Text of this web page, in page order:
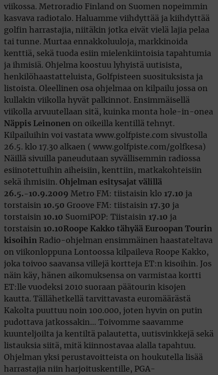
viikossa. Metroradio Finland on Suomen nopeimmin
kasvava radiotalo. Haluamme viihdyttää ja kiihdyttää
golfin harrastajia, niitäkin jotka eivät vielä lajia pelaa
tai tunne. Murtaa ennakkoluuloja, markkinoida
kenttiä, sekä tuoda esiin mielenkiintoisia tapahtumia
ja ihmisiä. Ohjelma koostuu lyhyistä uutisista,
henkilöhaastatteluista, Golfpisteen suosituksista ja
listoista. Oleellinen osa ohjelmaa on kilpailu jossa on
kullakin viikolla hyvät palkinnot. Ensimmäisellä
viikolla arvuutellaan sitä, kuinka monta hole-in-onea
Näppis Leinonen on oikeilla kentillä tehnyt.
Kilpailuihin voi vastata www.golfpiste.com sivustolla
26.5. klo 17.30 alkaen ( www.golfpiste.com/golfkesa)
Näillä sivuilla paneudutaan syvällisemmin radiossa
esiinotettuihin aiheisiin, kenttiin, matkakohteisiin
sekä ihmisiin. Ohjelman esitysajat välillä
26.5.-10.9.2009 Metro FM: tiistaisin klo 17.10 ja
torstaisin 10.50 Groove FM: tiistaisin 17.30 ja
torstaisin 10.10 SuomiPOP: Tiistaisin 17.10 ja
torstaisin 10.10 Roope Kakko tähyää Euroopan Tourin
kisoihin Radio-ohjelman ensimmäinen haastateltava
on viikonloppuna Lontoossa kilpaileva Roope Kakko,
joka toivoo saavansa villejä kortteja ET:n kisoihin. Jos
näin käy, hänen aikomuksensa on varmistaa kortti
ET:lle vuodeksi 2010 suoraan päätourin kisojen
kautta. Tällähetkellä tarvittavasta euromäärästä
Kakolta puuttuu noin 100.000, joten hyvin on putin
pudottava jatkossakin… Toivomme saavamme
kuunteljoilta ja kentiltä palautetta, uutisvinkkejä sekä
listauksia siitä, mitä kiinnostavaa alalla tapahtuu.
Ohjelman yksi perustavoitteista on houkutella lisää
harrastajia niin harjoituskentille, PGA-